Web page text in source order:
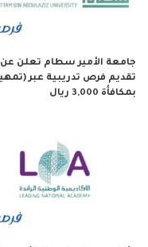
جامعة الأمير سطام تعلن عن
تقديم فرص تدريبية عبر
بمكافأة 3,000 ريال